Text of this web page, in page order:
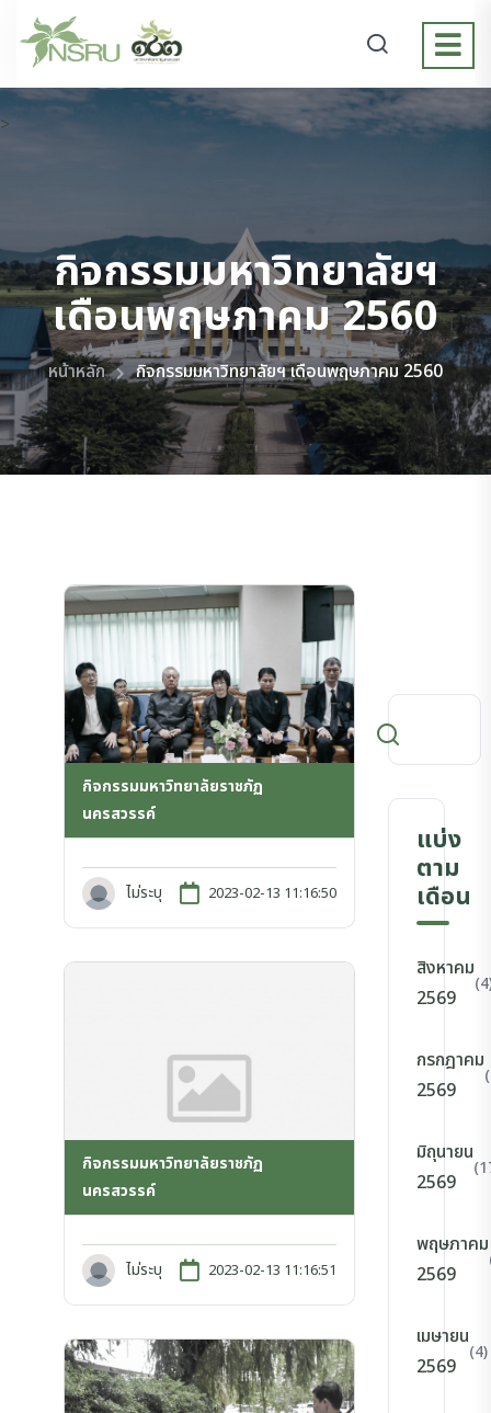
>
กิจกรรมมหาวิทยาลัยฯ
เดือนพฤษภาคม 2560
หน้าหลัก กิจกรรมมหาวิทยาลัยฯ เดือนพฤษภาคม 2560
กิจกรรมมหาวิทยาลัยราชภัฏ
นครสวรรค์
ไม่ระบุ 2023-02-13 11:16:50
กิจกรรมมหาวิทยาลัยราชภัฏ
นครสวรรค์
ไม่ระบุ 2023-02-13 11:16:51
แบ่ง
ตาม
เดือน
สิงหาคม
2569
กรกฎาคม
2569
มิถุนายน
2569
พฤษภาคม
2569
เมษายน
2569
(4)